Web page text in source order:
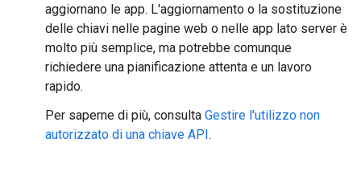
aggiornano le app. L'aggiornamento o la sostituzione
delle chiavi nelle pagine web o nelle app lato server è
molto più semplice, ma potrebbe comunque
richiedere una pianificazione attenta e un lavoro
rapido.
Per saperne di più, consulta Gestire l'utilizzo non
autorizzato di una chiave API.